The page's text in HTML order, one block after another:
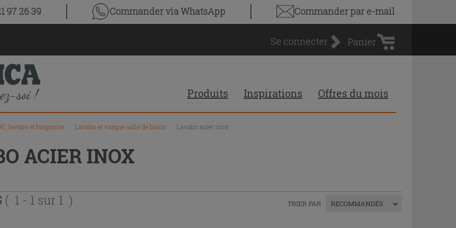
97 26 39 Commander via WhatsApp Commander par e-mail
Se connecter
d'achat
Panier
Produits Inspirations Offres du mois
lavabo et baignoire Lavabo et vasque salle de bains Lavabo acier inox
ACIER INOX
( 1 - 1 sur 1 ) TRIER PAR : RECOMMANDÉS